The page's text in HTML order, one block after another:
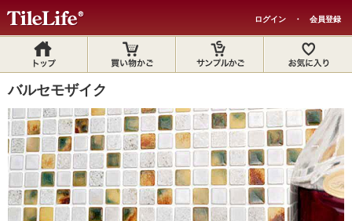
ログイン ・ 会員登録
バルセモザイク